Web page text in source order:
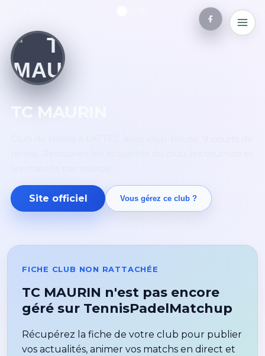
TC MAURIN
Site officiel Vous gérez ce club ?
FICHE CLUB NON RATTACHÉE
TC MAURIN n'est pas encore
géré sur TennisPadelMatchup
Récupérez la fiche de votre club pour publier
vos actualités, animer vos matchs en direct et